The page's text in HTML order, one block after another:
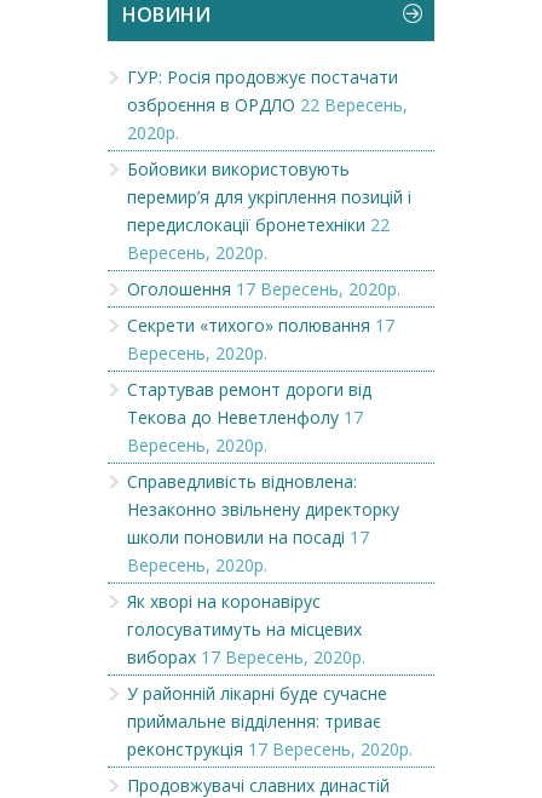
НОВИНИ
ГУР: Росія продовжує постачати
озброєння в ОРДЛО 22 Вересень,
2020р.
Бойовики використовують
перемир’я для укріплення позицій і
передислокації бронетехніки 22
Вересень, 2020р.
Оголошення 17 Вересень, 2020р.
Секрети «тихого» полювання 17
Вересень, 2020р.
Стартував ремонт дороги від
Текова до Неветленфолу 17
Вересень, 2020р.
Справедливість відновлена:
Незаконно звільнену директорку
школи поновили на посаді 17
Вересень, 2020р.
Як хворі на коронавірус
голосуватимуть на місцевих
виборах 17 Вересень, 2020р.
У районній лікарні буде сучасне
приймальне відділення: триває
реконструкція 17 Вересень, 2020р.
Продовжувачі славних династій